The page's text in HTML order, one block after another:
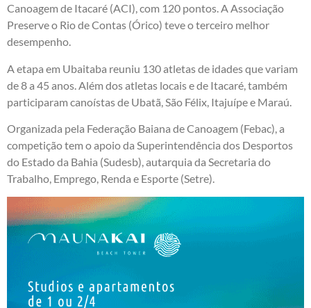
Canoagem de Itacaré (ACI), com 120 pontos. A Associação
Preserve o Rio de Contas (Órico) teve o terceiro melhor
desempenho.
A etapa em Ubaitaba reuniu 130 atletas de idades que variam
de 8 a 45 anos. Além dos atletas locais e de Itacaré, também
participaram canoístas de Ubatã, São Félix, Itajuípe e Maraú.
Organizada pela Federação Baiana de Canoagem (Febac), a
competição tem o apoio da Superintendência dos Desportos
do Estado da Bahia (Sudesb), autarquia da Secretaria do
Trabalho, Emprego, Renda e Esporte (Setre).